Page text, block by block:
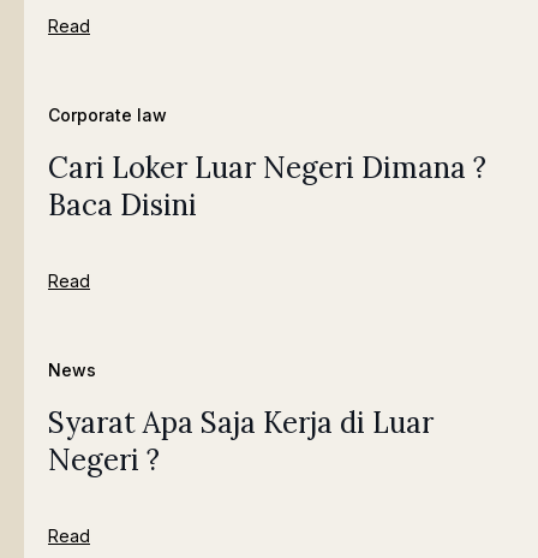
Read
Corporate law
Cari Loker Luar Negeri Dimana ?
Baca Disini
Read
News
Syarat Apa Saja Kerja di Luar
Negeri ?
Read